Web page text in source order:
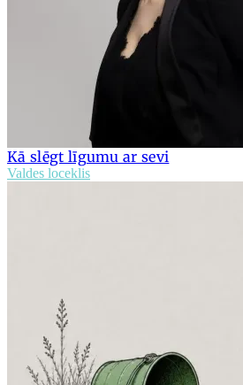
Kā slēgt līgumu ar sevi
Valdes loceklis